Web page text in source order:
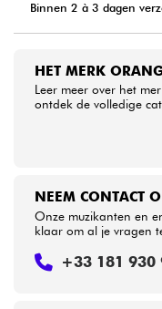
Kinderen
Kabels &
HiFi
Binnen 2 à 3 dagen
HET MERK
Leer meer over het
ontdek de volledige
NEEM CONTACT
Onze muzikanten en
klaar om al je vragen
+33 181 930